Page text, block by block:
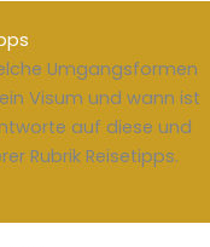
Umgangsformen
Visum und wann ist
auf diese und
Rubrik Reisetipps.